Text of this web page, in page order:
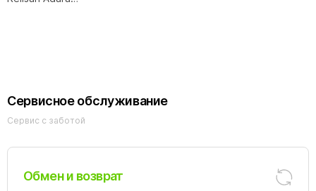
Сервисное обслуживание
Сервис с заботой
Обмен и возврат